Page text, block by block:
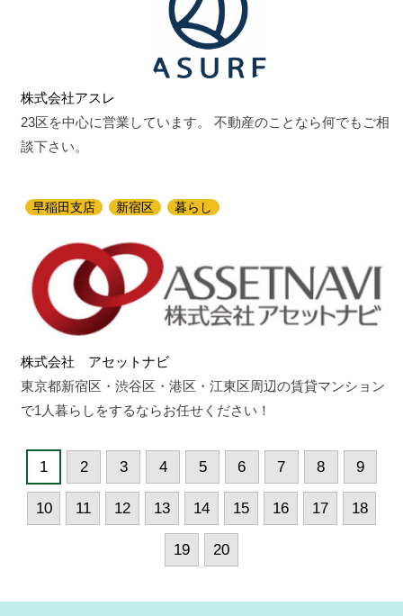
株式会社アスレ
23区を中心に営業しています。 不動産のことなら何でもご相
談下さい。
早稲田支店 新宿区 暮らし
株式会社 アセットナビ
東京都新宿区・渋谷区・港区・江東区周辺の賃貸マンション
で1人暮らしをするならお任せください！
1 2 3 4 5 6 7 8 9
10 11 12 13 14 15 16 17 18
19 20